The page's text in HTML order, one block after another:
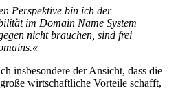
Perspektive bin ich der
im Domain Name System
nicht brauchen, sind frei
insbesondere der Ansicht, dass die
wirtschaftliche Vorteile schafft,